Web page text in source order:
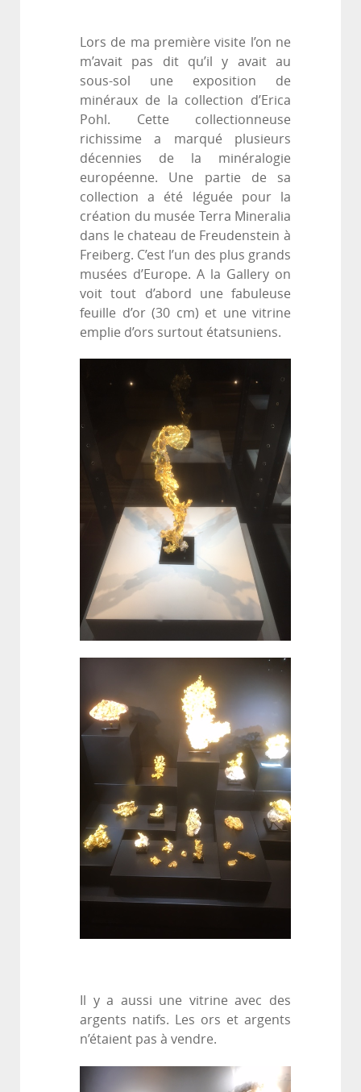
Lors de ma première visite l’on ne
m’avait pas dit qu’il y avait au
sous-sol une exposition de
minéraux de la collection d’Erica
Pohl. Cette collectionneuse
richissime a marqué plusieurs
décennies de la minéralogie
européenne. Une partie de sa
collection a été léguée pour la
création du musée Terra Mineralia
dans le chateau de Freudenstein à
Freiberg. C’est l’un des plus grands
musées d’Europe. A la Gallery on
voit tout d’abord une fabuleuse
feuille d’or (30 cm) et une vitrine
emplie d’ors surtout étatsuniens.
Il y a aussi une vitrine avec des
argents natifs. Les ors et argents
n’étaient pas à vendre.